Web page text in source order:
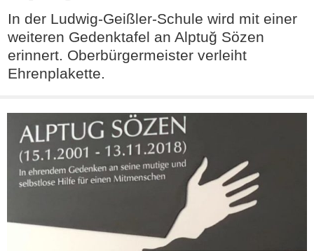
DEBATTE
In der Ludwig-Geißler-Schule wird mit einer
weiteren Gedenktafel an Alptuğ Sözen
erinnert. Oberbürgermeister verleiht
Ehrenplakette.